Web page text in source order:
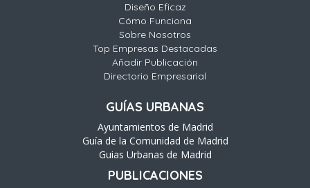
Diseño Eficaz
Cómo Funciona
Sobre Nosotros
Top Empresas Destacadas
Añadir Publicación
Directorio Empresarial
GUÍAS URBANAS
Ayuntamientos de Madrid
Guía de la Comunidad de Madrid
Guias Urbanas de Madrid
PUBLICACIONES